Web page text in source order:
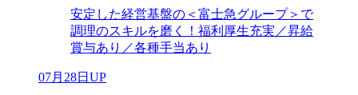
安定した経営基盤の＜富士急グループ＞で
調理のスキルを磨く！福利厚生充実／昇給
賞与あり／各種手当あり
07月28日UP